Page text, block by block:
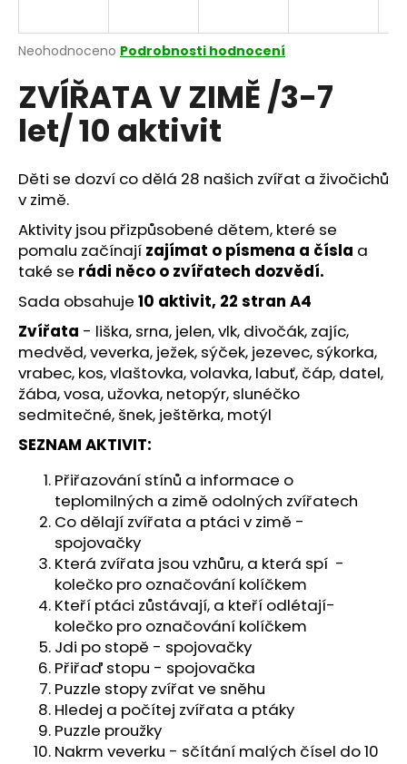
Průměrné
produktu
je
0,0
hvězdiček.
Neohodnoceno Podrobnosti hodnocení
ZVÍŘATA V ZIMĚ /3-7
let/ 10 aktivit
Děti se dozví co dělá 28 našich zvířat a živočichů
v zimě.
Aktivity jsou přizpůsobené dětem, které se
pomalu začínají zajímat o písmena a čísla a
také se rádi něco o zvířatech dozvědí.
Sada obsahuje 10 aktivit, 22 stran A4
Zvířata - liška, srna, jelen, vlk, divočák, zajíc,
medvěd, veverka, ježek, sýček, jezevec, sýkorka,
vrabec, kos, vlaštovka, volavka, labuť, čáp, datel,
žába, vosa, užovka, netopýr, slunéčko
sedmitečné, šnek, ještěrka, motýl
SEZNAM AKTIVIT:
Přiřazování stínů a informace o
teplomilných a zimě odolných zvířatech
Co dělají zvířata a ptáci v zimě -
spojovačky
Která zvířata jsou vzhůru, a která spí -
kolečko pro označování kolíčkem
Kteří ptáci zůstávají, a kteří odlétají-
kolečko pro označování kolíčkem
Jdi po stopě - spojovačky
Přiřaď stopu - spojovačka
Puzzle stopy zvířat ve sněhu
Hledej a počítej zvířata a ptáky
Puzzle proužky
Nakrm veverku - sčítání malých čísel do 10
j
t
?
o
p
o
r
u
č
j